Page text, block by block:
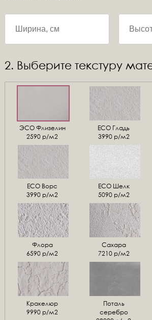
2. Выберите текстуру
ЭСО Флизелин
2590 р/м2
ЕСО Гладь
3990 р/м2
ЕСО Ворс
3990 р/м2
ЕСО Шелк
5090 р/м2
Флора
6590 р/м2
Сахара
7210 р/м2
Кракелюр
9990 р/м2
Поталь
серебро